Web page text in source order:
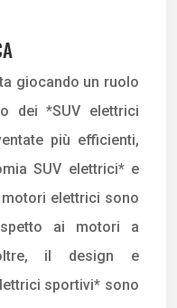
giocando un ruolo
dei *SUV elettrici
più efficienti,
SUV elettrici* e
elettrici sono
ai motori a
il design e
sportivi* sono